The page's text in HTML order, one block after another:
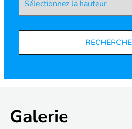
RECHERCHE
Galerie